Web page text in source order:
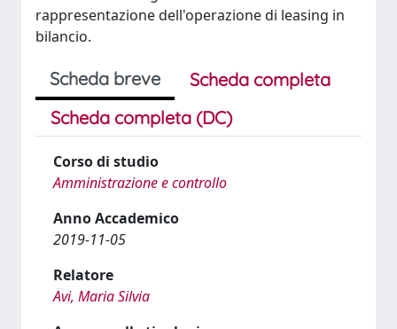
rappresentazione dell'operazione di leasing in
bilancio.
Scheda breve
Scheda completa
Scheda completa (DC)
Corso di studio
Amministrazione e controllo
Anno Accademico
2019-11-05
Relatore
Avi, Maria Silvia